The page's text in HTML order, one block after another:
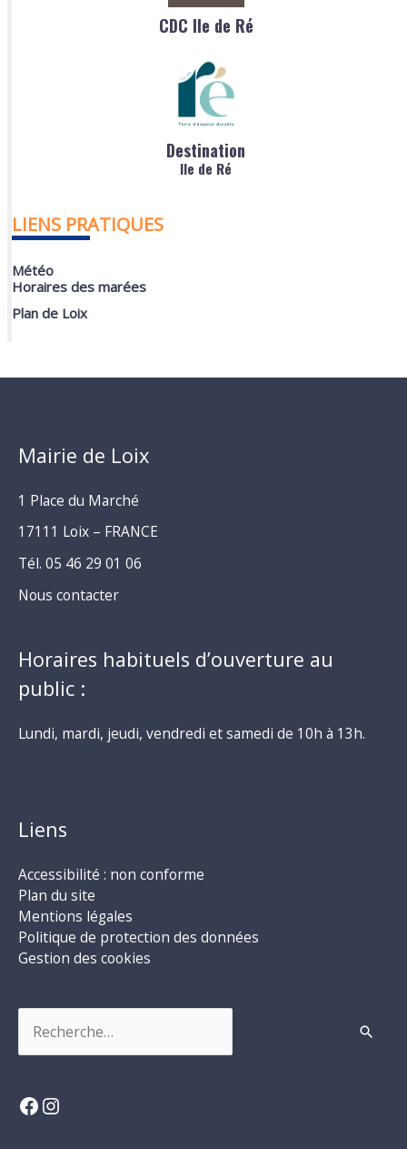
CDC Ile de Ré
Destination
Ile de Ré
LIENS PRATIQUES
Météo
Horaires des marées
Plan de Loix
Mairie de Loix
1 Place du Marché
17111 Loix – FRANCE
Tél. 05 46 29 01 06
Nous contacter
Horaires habituels d’ouverture au
public :
Lundi, mardi, jeudi, vendredi et samedi de 10h à 13h.
Liens
Accessibilité : non conforme
Plan du site
Mentions légales
Politique de protection des données
Gestion des cookies
Facebook
Instagram